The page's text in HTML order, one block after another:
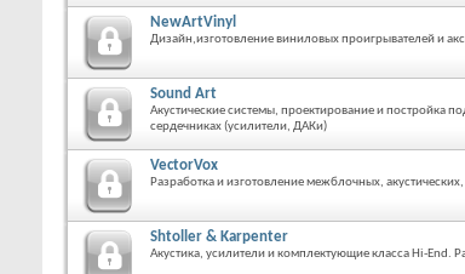
NewArtVinyl
Дизайн,изготовление виниловых проигрывателей и
Sound Art
Акустические системы, проектирование и постройка
сердечниках (усилители, ДАКи)
VectorVox
Разработка и изготовление межблочных,
Shtoller & Karpenter
Акустика, усилители и комплектующие класса Hi-End.